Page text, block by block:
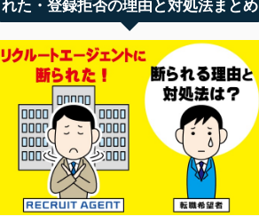
れた・登録拒否の理由と対処法まとめ